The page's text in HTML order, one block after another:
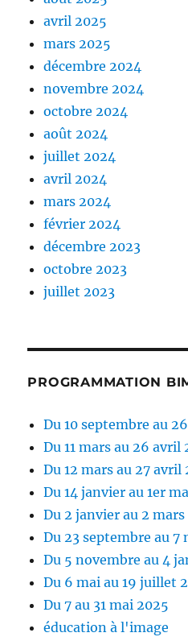
avril 2025
mars 2025
décembre 2024
novembre 2024
octobre 2024
août 2024
juillet 2024
avril 2024
mars 2024
février 2024
décembre 2023
octobre 2023
juillet 2023
PROGRAMMATION
Du 10 septembre au
Du 11 mars au 26 avril
Du 12 mars au 27 avril
Du 14 janvier au 1er
Du 2 janvier au 2 mars
Du 23 septembre au 7
Du 5 novembre au 4
Du 6 mai au 19 juillet
Du 7 au 31 mai 2025
éducation à l'image